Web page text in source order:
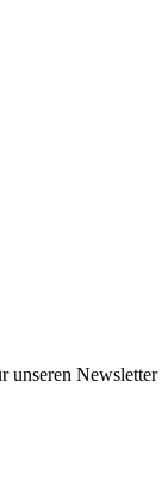
unseren Newsletter